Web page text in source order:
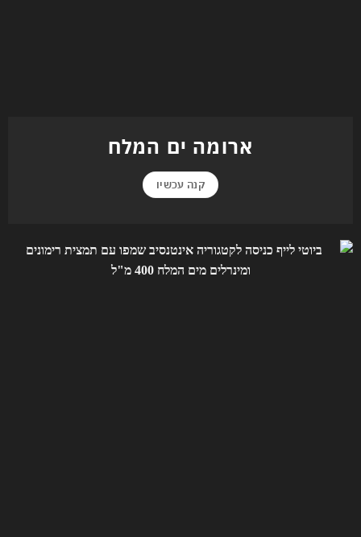
ארומה ים המלח
קנה עכשיו